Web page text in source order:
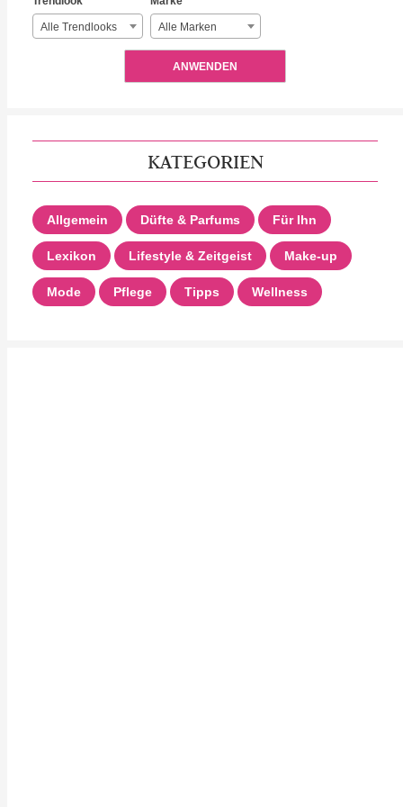
Alle Trendlooks Alle Marken
ANWENDEN
KATEGORIEN
Allgemein Düfte & Parfums Für Ihn
Lexikon Lifestyle & Zeitgeist Make-up
Mode Pflege Tipps Wellness